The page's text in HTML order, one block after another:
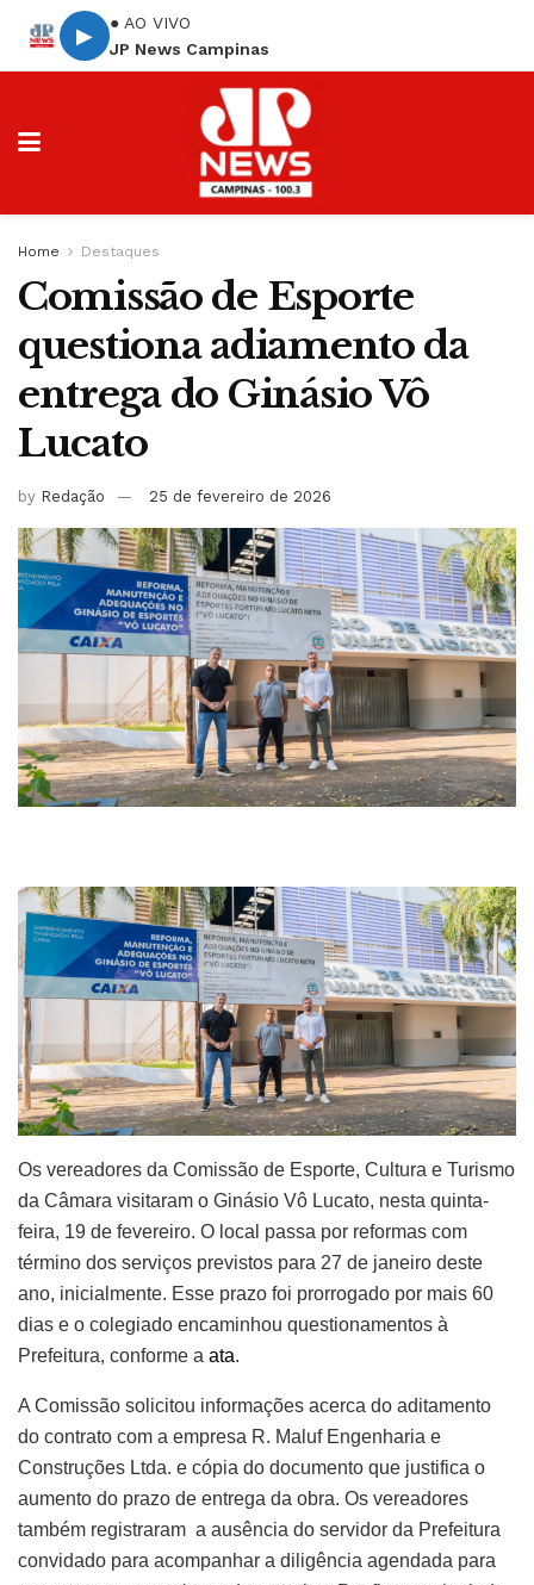
▶
● AO VIVO
JP News Campinas
Home Destaques
Comissão de Esporte
questiona adiamento da
entrega do Ginásio Vô
Lucato
by Redação 25 de fevereiro de 2026
Os vereadores da Comissão de Esporte, Cultura e Turismo
da Câmara visitaram o Ginásio Vô Lucato, nesta quinta-
feira, 19 de fevereiro. O local passa por reformas com
término dos serviços previstos para 27 de janeiro deste
ano, inicialmente. Esse prazo foi prorrogado por mais 60
dias e o colegiado encaminhou questionamentos à
Prefeitura, conforme a ata.
A Comissão solicitou informações acerca do aditamento
do contrato com a empresa R. Maluf Engenharia e
Construções Ltda. e cópia do documento que justifica o
aumento do prazo de entrega da obra. Os vereadores
também registraram a ausência do servidor da Prefeitura
convidado para acompanhar a diligência agendada para